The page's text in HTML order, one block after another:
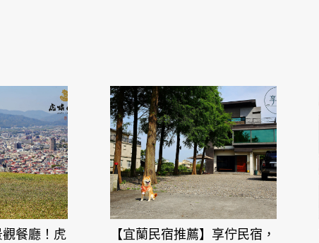
餐廳！虎
【宜蘭民宿推薦】享佇民宿，